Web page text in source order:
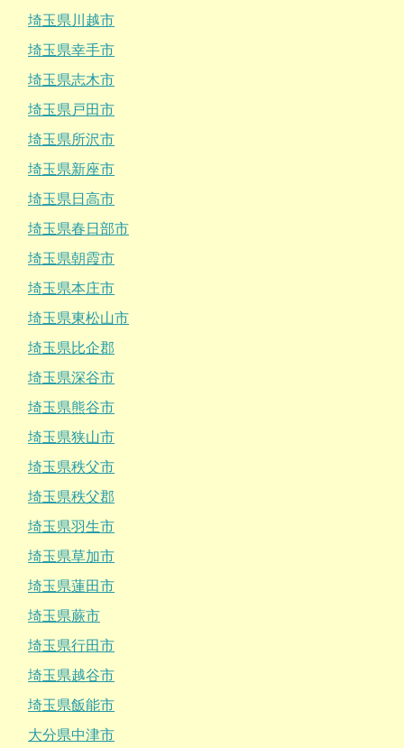
埼玉県川越市
埼玉県幸手市
埼玉県志木市
埼玉県戸田市
埼玉県所沢市
埼玉県新座市
埼玉県日高市
埼玉県春日部市
埼玉県朝霞市
埼玉県本庄市
埼玉県東松山市
埼玉県比企郡
埼玉県深谷市
埼玉県熊谷市
埼玉県狭山市
埼玉県秩父市
埼玉県秩父郡
埼玉県羽生市
埼玉県草加市
埼玉県蓮田市
埼玉県蕨市
埼玉県行田市
埼玉県越谷市
埼玉県飯能市
大分県中津市